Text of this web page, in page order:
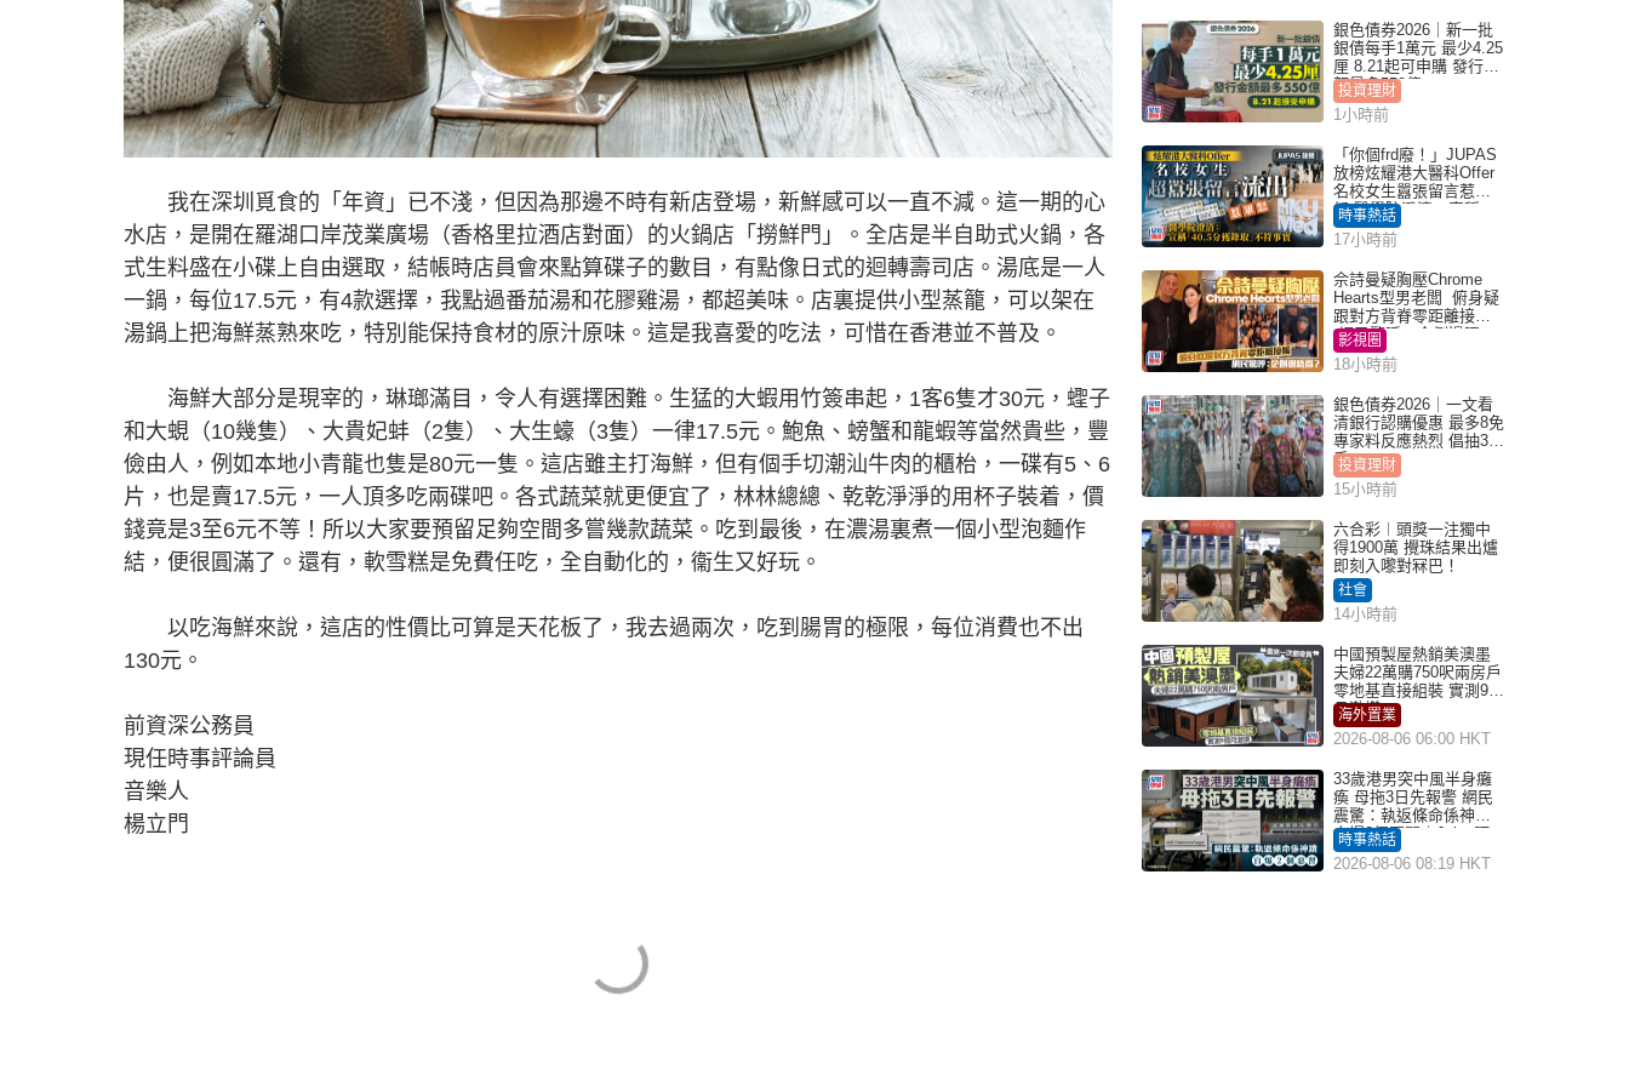
我在深圳覓食的「年資」已不淺，但因為那邊不時有新店登場，新鮮感可以一直不減。這一期的心
水店，是開在羅湖口岸茂業廣場（香格里拉酒店對面）的火鍋店「撈鮮門」。全店是半自助式火鍋，各
式生料盛在小碟上自由選取，結帳時店員會來點算碟子的數目，有點像日式的迴轉壽司店。湯底是一人
一鍋，每位17.5元，有4款選擇，我點過番茄湯和花膠雞湯，都超美味。店裏提供小型蒸籠，可以架在
湯鍋上把海鮮蒸熟來吃，特別能保持食材的原汁原味。這是我喜愛的吃法，可惜在香港並不普及。
海鮮大部分是現宰的，琳瑯滿目，令人有選擇困難。生猛的大蝦用竹簽串起，1客6隻才30元，蟶子
和大蜆（10幾隻）、大貴妃蚌（2隻）、大生蠔（3隻）一律17.5元。鮑魚、螃蟹和龍蝦等當然貴些，豐
儉由人，例如本地小青龍也隻是80元一隻。這店雖主打海鮮，但有個手切潮汕牛肉的櫃枱，一碟有5、6
片，也是賣17.5元，一人頂多吃兩碟吧。各式蔬菜就更便宜了，林林總總、乾乾淨淨的用杯子裝着，價
錢竟是3至6元不等！所以大家要預留足夠空間多嘗幾款蔬菜。吃到最後，在濃湯裏煮一個小型泡麵作
結，便很圓滿了。還有，軟雪糕是免費任吃，全自動化的，衞生又好玩。
以吃海鮮來說，這店的性價比可算是天花板了，我去過兩次，吃到腸胃的極限，每位消費也不出
130元。
前資深公務員
現任時事評論員
音樂人
楊立門
銀色債券2026｜新一批
銀債每手1萬元 最少4.25
厘 8.21起可申購 發行金
額最多550億
投資理財
1小時前
「你個frd廢！」JUPAS
放榜炫耀港大醫科Offer
名校女生囂張留言惹眾
怒 醫學院澄清：宣稱
「40.5分獲錄取」不符事
實｜Juicy叮
時事熱話
17小時前
佘詩曼疑胸壓Chrome
Hearts型男老闆 俯身疑
跟對方背脊零距離接觸
網民驚呼：企側邊唔
得？
影視圈
18小時前
銀色債券2026｜一文看
清銀行認購優惠 最多8免
專家料反應熱烈 倡抽30
手
投資理財
15小時前
六合彩︱頭獎一注獨中
得1900萬 攪珠結果出爐
即刻入嚟對冧巴！
社會
14小時前
中國預製屋熱銷美澳墨
夫婦22萬購750呎兩房戶
零地基直接組裝 實測9個
月激讚
海外置業
2026-08-06 06:00 HKT
33歲港男突中風半身癱
瘓 母拖3日先報警 網民
震驚：執返條命係神蹟
自爆2個惡習｜Juicy叮
時事熱話
2026-08-06 08:19 HKT